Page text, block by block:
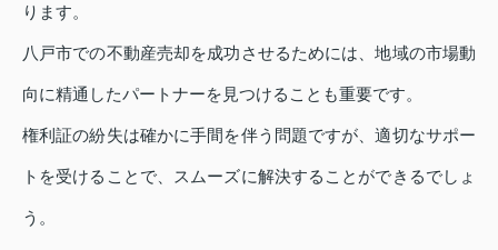
ります。
八戸市での不動産売却を成功させるためには、地域の市場動
向に精通したパートナーを見つけることも重要です。
権利証の紛失は確かに手間を伴う問題ですが、適切なサポー
トを受けることで、スムーズに解決することができるでしょ
う。